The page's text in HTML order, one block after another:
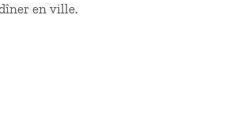
en ville.